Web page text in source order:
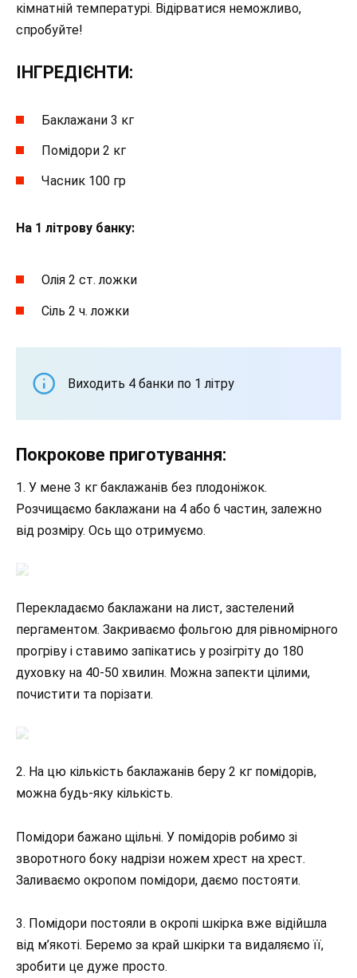
кімнатній температурі. Відірватися неможливо,
спробуйте!
ІНГРЕДІЄНТИ:
Баклажани 3 кг
Помідори 2 кг
Часник 100 гр
На 1 літрову банку:
Олія 2 ст. ложки
Сіль 2 ч. ложки
Виходить 4 банки по 1 літру
Покрокове приготування:
1. У мене 3 кг баклажанів без плодоніжок.
Розчищаємо баклажани на 4 або 6 частин, залежно
від розміру. Ось що отримуємо.
Перекладаємо баклажани на лист, застелений
пергаментом. Закриваємо фольгою для рівномірного
прогріву і ставимо запікатись у розігріту до 180
духовку на 40-50 хвилин. Можна запекти цілими,
почистити та порізати.
2. На цю кількість баклажанів беру 2 кг помідорів,
можна будь-яку кількість.
Помідори бажано щільні. У помідорів робимо зі
зворотного боку надрізи ножем хрест на хрест.
Заливаємо окропом помідори, даємо постояти.
3. Помідори постояли в окропі шкірка вже відійшла
від м’якоті. Беремо за край шкірки та видаляємо її,
зробити це дуже просто.